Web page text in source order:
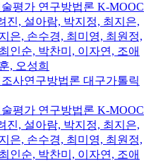
평가 연구방법론 K-MOOC
진, 설아람, 박지정, 최지은,
은, 손수경, 최미영, 최원정,
인순, 박찬미, 이자연, 조애
, 오성희
사연구방법론 대구가톨릭
평가 연구방법론 K-MOOC
진, 설아람, 박지정, 최지은,
은, 손수경, 최미영, 최원정,
인순, 박찬미, 이자연, 조애